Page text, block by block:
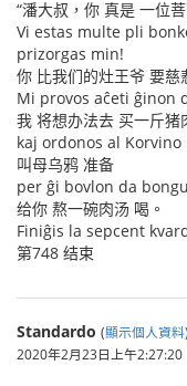
“潘大叔，你 真是 一位菩
Vi estas multe pli
prizorgas min!
你 比我们的灶王爷 要慈
Mi provos aĉeti ĝinon
我 将想办法去 买一斤猪
kaj ordonos al
叫母乌鸦 准备
per ĝi bovlon da
给你 熬一碗肉汤 喝。
Finiĝis la sepcent
第748 结束
Standardo (顯示個人資料)
2020年2月23日上午2:27:20